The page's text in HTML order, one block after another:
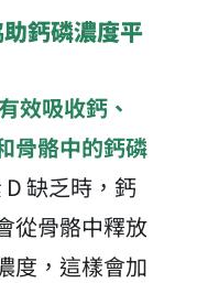
鈣磷濃度平
效吸收鈣、
骨骼中的鈣磷
缺乏時，鈣
從骨骼中釋放
度，這樣會加